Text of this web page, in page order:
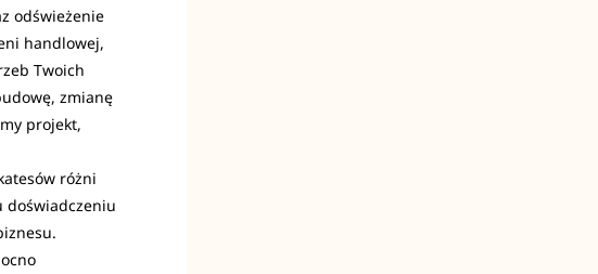
odświeżenie
handlowej,
Twoich
zmianę
projekt,
różni
doświadczeniu